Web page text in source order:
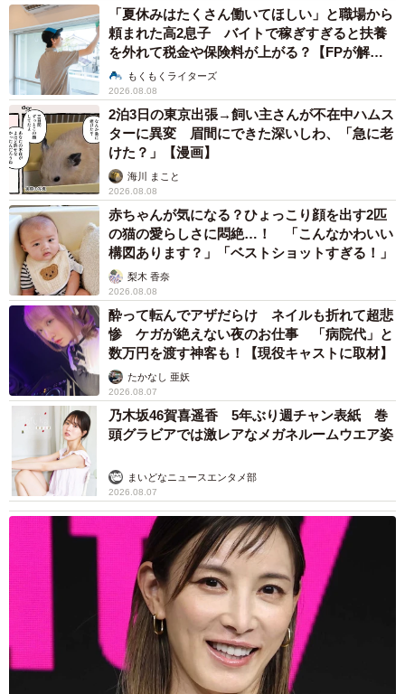
「夏休みはたくさん働いてほしい」と職場から
頼まれた高2息子 バイトで稼ぎすぎると扶養
を外れて税金や保険料が上がる？【FPが解
説】もくもくライターズ
2026.08.08
2泊3日の東京出張→飼い主さんが不在中ハムス
ターに異変 眉間にできた深いしわ、「急に老
けた？」【漫画】
海川 まこと
2026.08.08
赤ちゃんが気になる？ひょっこり顔を出す2匹
の猫の愛らしさに悶絶…！ 「こんなかわいい
構図あります？」「ベストショットすぎる！」
梨木 香奈
2026.08.08
酔って転んでアザだらけ ネイルも折れて超悲
惨 ケガが絶えない夜のお仕事 「病院代」と
数万円を渡す神客も！【現役キャストに取材】
たかなし 亜妖
2026.08.07
乃木坂46賀喜遥香 5年ぶり週チャン表紙 巻
頭グラビアでは激レアなメガネルームウエア姿
まいどなニュースエンタメ部
2026.08.07